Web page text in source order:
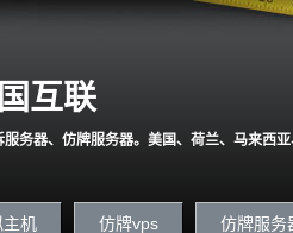
互联
务器、仿牌服务器。美国、荷兰、马来西
主机 仿牌vps 仿牌服务